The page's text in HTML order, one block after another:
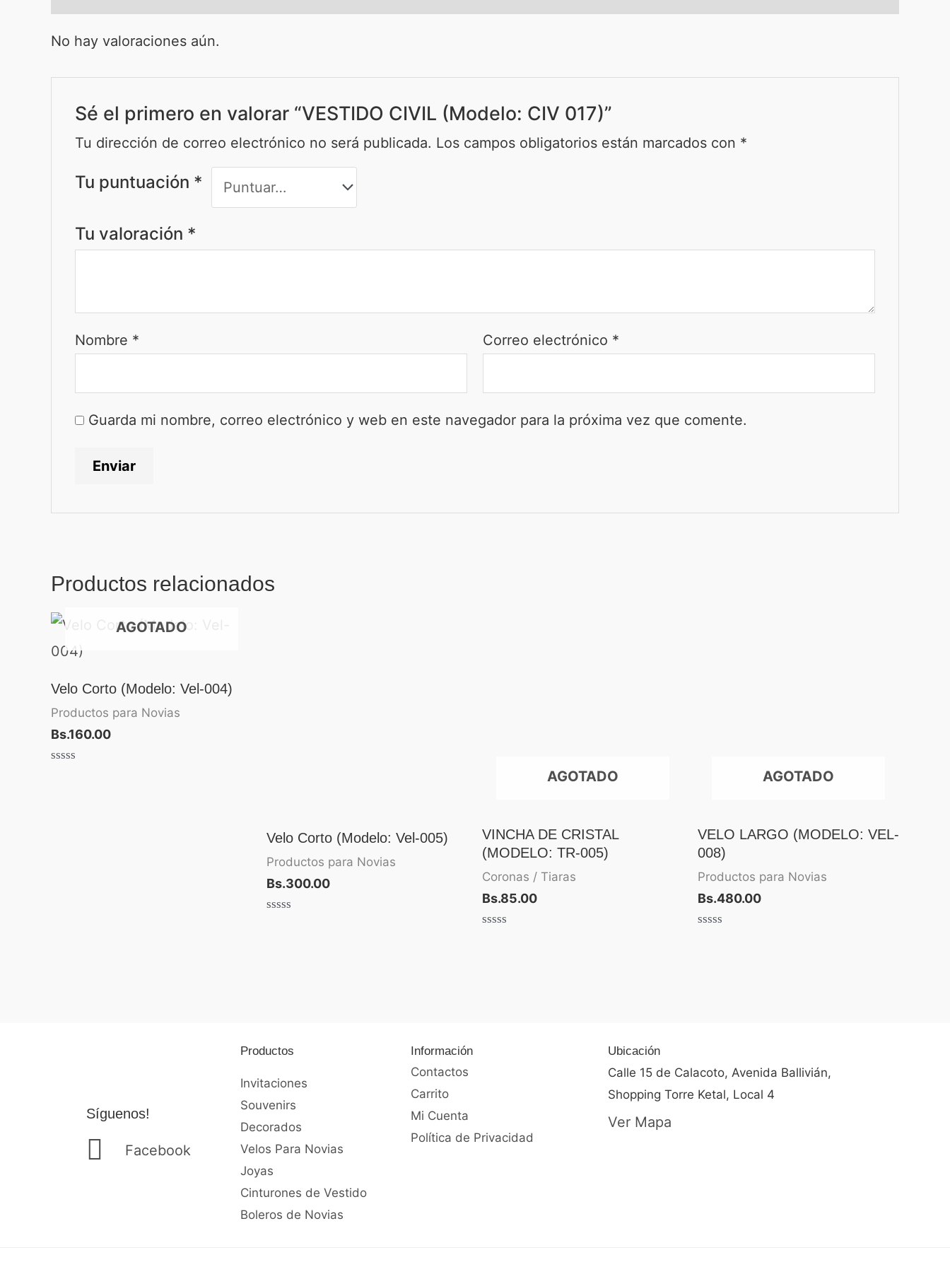
No hay valoraciones aún.
Sé el primero en valorar “VESTIDO CIVIL (Modelo: CIV 017)”
Tu dirección de correo electrónico no será publicada. Los campos obligatorios están marcados con *
Tu puntuación *
Tu valoración *
Nombre * Correo electrónico *
Guarda mi nombre, correo electrónico y web en este navegador para la próxima vez que comente.
Productos relacionados
AGOTADO
Velo Corto (Modelo: Vel-004)
Productos para Novias
Bs.160.00
Velo Corto (Modelo: Vel-005)
Productos para Novias
Bs.300.00
AGOTADO
VINCHA DE CRISTAL
(MODELO: TR-005)
Coronas / Tiaras
Bs.85.00
AGOTADO
VELO LARGO (MODELO: VEL-
008)
Productos para Novias
Bs.480.00
Síguenos!
Facebook
Productos
Invitaciones
Souvenirs
Decorados
Velos Para Novias
Joyas
Cinturones de Vestido
Boleros de Novias
Información
Contactos
Carrito
Mi Cuenta
Política de Privacidad
Ubicación
Calle 15 de Calacoto, Avenida Ballivián,
Shopping Torre Ketal, Local 4
Ver Mapa